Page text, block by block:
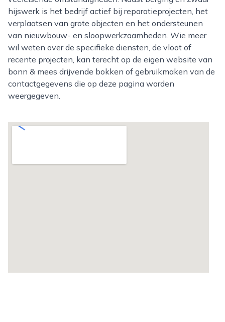
hijswerk is het bedrijf actief bij reparatieprojecten, het
verplaatsen van grote objecten en het ondersteunen
van nieuwbouw- en sloopwerkzaamheden. Wie meer
wil weten over de specifieke diensten, de vloot of
recente projecten, kan terecht op de eigen website van
bonn & mees drijvende bokken of gebruikmaken van de
contactgegevens die op deze pagina worden
weergegeven.